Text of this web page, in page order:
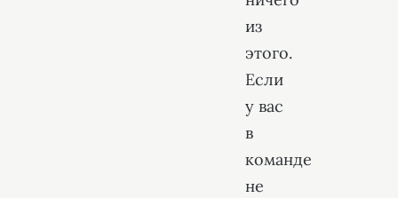
из
этого.
Если
у вас
в
команде
не